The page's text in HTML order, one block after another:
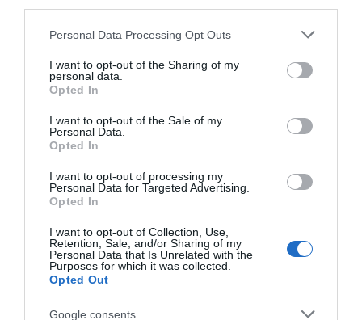
Please note that this website/app uses one or more Google
not limited to your visit or usage behaviour. You may click to
grant or deny consent to Google and its third-party tags to
use your data for below specified purposes in below Google
consent section.
Personal Data Processing Opt Outs
I want to opt-out of the Sharing of my
personal data.
Opted In
I want to opt-out of the Sale of my
Personal Data.
Opted In
I want to opt-out of processing my
Personal Data for Targeted Advertising.
Opted In
I want to opt-out of Collection, Use,
Retention, Sale, and/or Sharing of my
Personal Data that Is Unrelated with the
Purposes for which it was collected.
Opted Out
Google consents